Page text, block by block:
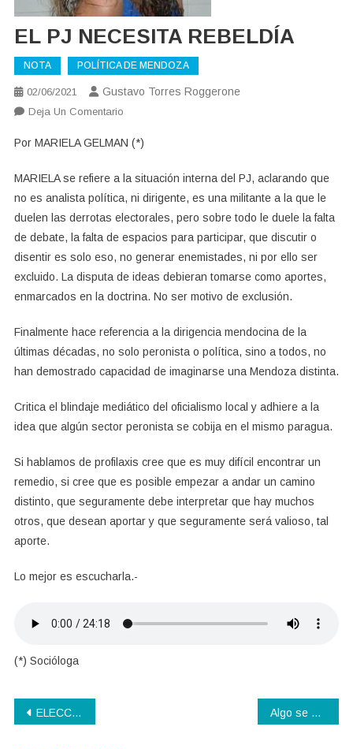
EL PJ NECESITA REBELDÍA
NOTA POLÍTICA DE MENDOZA
02/06/2021 Gustavo Torres Roggerone
Deja Un ComentarioEn
PJ
REBELDÍA
Por MARIELA GELMAN (*)
MARIELA se refiere a la situación interna del PJ, aclarando que
no es analista política, ni dirigente, es una militante a la que le
duelen las derrotas electorales, pero sobre todo le duele la falta
de debate, la falta de espacios para participar, que discutir o
disentir es solo eso, no generar enemistades, ni por ello ser
excluido. La disputa de ideas debieran tomarse como aportes,
enmarcados en la doctrina. No ser motivo de exclusión.
Finalmente hace referencia a la dirigencia mendocina de la
últimas décadas, no solo peronista o política, sino a todos, no
han demostrado capacidad de imaginarse una Mendoza distinta.
Critica el blindaje mediático del oficialismo local y adhiere a la
idea que algún sector peronista se cobija en el mismo paragua.
Si hablamos de profilaxis cree que es muy difícil encontrar un
remedio, si cree que es posible empezar a andar un camino
distinto, que seguramente debe interpretar que hay muchos
otros, que desean aportar y que seguramente será valioso, tal
aporte.
Lo mejor es escucharla.-
(*) Socióloga
Navegación
ELECCIONES CONSEJO PROFESIONAL DE CIENCIAS ECONÓMICAS Algo se está GESTAndo